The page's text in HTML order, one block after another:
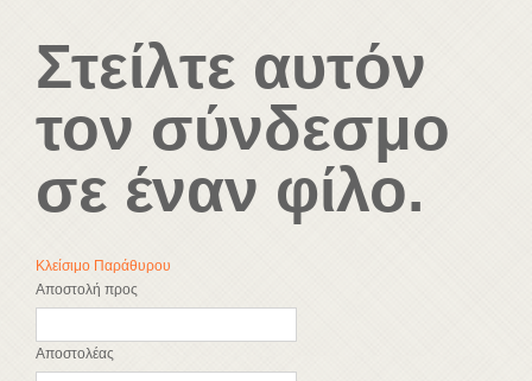
Στείλτε αυτόν
τον σύνδεσμο
σε έναν φίλο.
Κλείσιμο Παράθυρου
Αποστολή προς
Αποστολέας